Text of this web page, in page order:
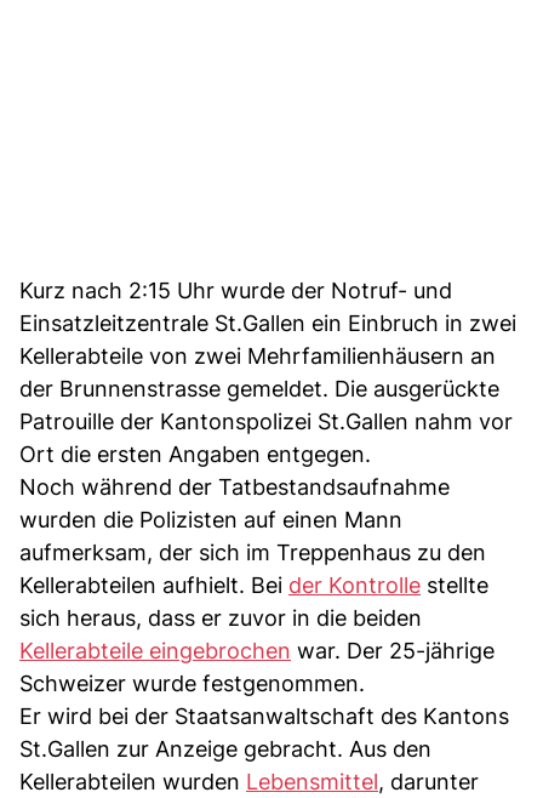
Kurz nach 2:15 Uhr wurde der Notruf- und
Einsatzleitzentrale St.Gallen ein Einbruch in zwei
Kellerabteile von zwei Mehrfamilienhäusern an
der Brunnenstrasse gemeldet. Die ausgerückte
Patrouille der Kantonspolizei St.Gallen nahm vor
Ort die ersten Angaben entgegen.
Noch während der Tatbestandsaufnahme
wurden die Polizisten auf einen Mann
aufmerksam, der sich im Treppenhaus zu den
Kellerabteilen aufhielt. Bei der Kontrolle stellte
sich heraus, dass er zuvor in die beiden
Kellerabteile eingebrochen war. Der 25-jährige
Schweizer wurde festgenommen.
Er wird bei der Staatsanwaltschaft des Kantons
St.Gallen zur Anzeige gebracht. Aus den
Kellerabteilen wurden Lebensmittel, darunter